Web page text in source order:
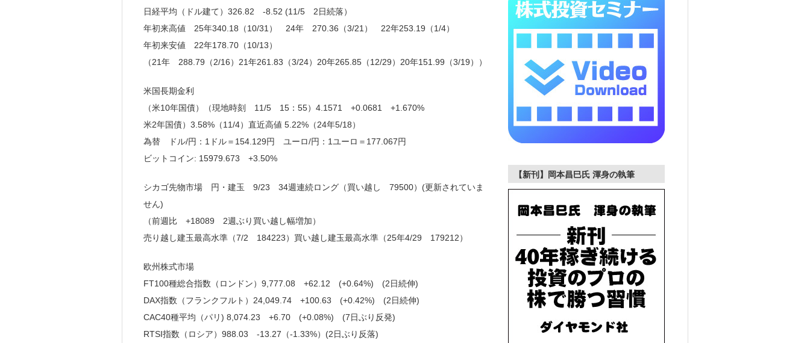
日経平均（ドル建て）326.82 -8.52 (11/5 2日続落）
年初来高値 25年340.18（10/31） 24年 270.36（3/21） 22年253.19（1/4）
年初来安値 22年178.70（10/13）
（21年 288.79（2/16）21年261.83（3/24）20年265.85（12/29）20年151.99（3/19））
米国長期金利
（米10年国債）（現地時刻 11/5 15：55）4.1571 +0.0681 +1.670%
米2年国債）3.58%（11/4）直近高値 5.22%（24年5/18）
為替 ドル/円：1ドル＝154.129円 ユーロ/円：1ユーロ＝177.067円
ビットコイン: 15979.673 +3.50%
シカゴ先物市場 円・建玉 9/23 34週連続ロング（買い越し 79500）(更新されていま
せん)
（前週比 +18089 2週ぶり買い越し幅増加）
売り越し建玉最高水準（7/2 184223）買い越し建玉最高水準（25年4/29 179212）
欧州株式市場
FT100種総合指数（ロンドン）9,777.08 +62.12 (+0.64%) (2日続伸)
DAX指数（フランクフルト）24,049.74 +100.63 (+0.42%) (2日続伸)
CAC40種平均（パリ) 8,074.23 +6.70 (+0.08%) (7日ぶり反発)
RTSI指数（ロシア）988.03 -13.27（-1.33%）(2日ぶり反落)
【新刊】岡本昌巳氏 渾身の執筆